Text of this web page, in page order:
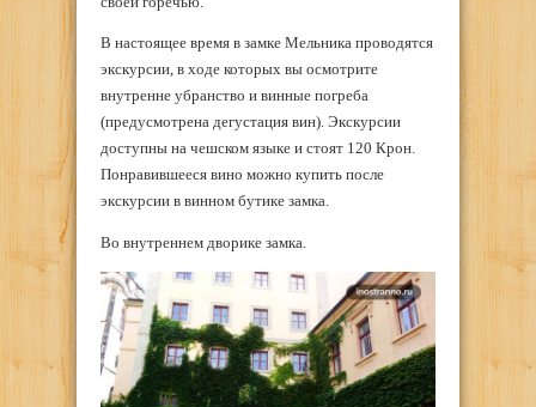
В настоящее время в замке Мельника проводятся
экскурсии, в ходе которых вы осмотрите
внутренне убранство и винные погреба
(предусмотрена дегустация вин). Экскурсии
доступны на чешском языке и стоят 120 Крон.
Понравившееся вино можно купить после
экскурсии в винном бутике замка.
Во внутреннем дворике замка.